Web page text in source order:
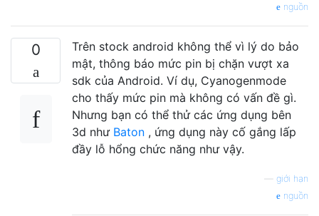
nguồn
0
Trên stock android không thể vì lý do bảo
mật, thông báo mức pin bị chặn vượt xa
sdk của Android. Ví dụ, Cyanogenmode
cho thấy mức pin mà không có vấn đề gì.
Nhưng bạn có thể thử các ứng dụng bên
3d như Baton , ứng dụng này cố gắng lấp
đầy lỗ hổng chức năng như vậy.
giới hạn
nguồn